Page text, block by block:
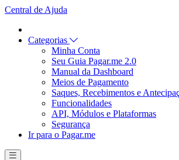
Central de Ajuda
Categorias
Minha Conta
Seu Guia Pagar.me 2.0
Manual da Dashboard
Meios de Pagamento
Saques, Recebimentos e
Funcionalidades
API, Módulos e Plataformas
Segurança
Ir para o Pagar.me